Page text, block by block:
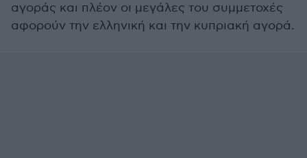
αγοράς και πλέον οι μεγάλες του συμμετοχές
αφορούν την ελληνική και την κυπριακή αγορά.